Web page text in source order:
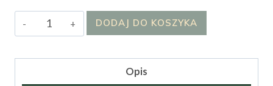
ilość
Bluzka
DODAJ DO KOSZYKA
Opis